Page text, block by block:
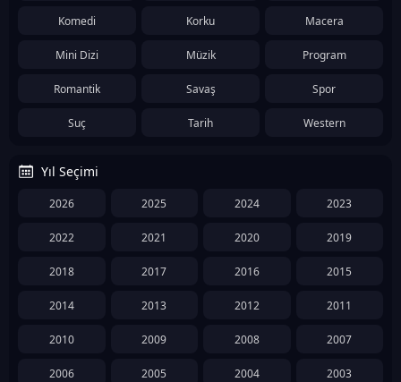
Komedi Korku Macera
Mini Dizi Müzik Program
Romantik Savaş Spor
Suç Tarih Western
Yıl Seçimi
2026 2025 2024 2023
2022 2021 2020 2019
2018 2017 2016 2015
2014 2013 2012 2011
2010 2009 2008 2007
2006 2005 2004 2003